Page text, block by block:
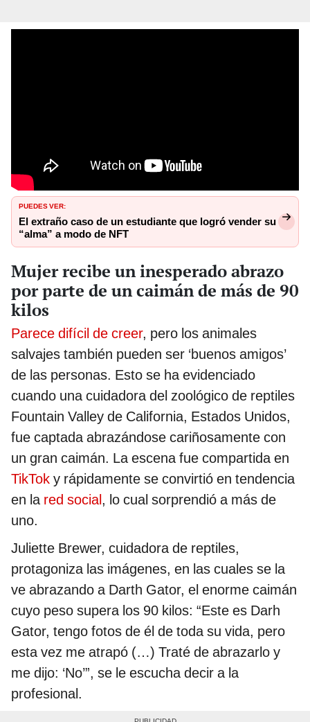
PUEDES VER:
El extraño caso de un estudiante que logró vender su
“alma” a modo de NFT
Mujer recibe un inesperado abrazo
por parte de un caimán de más de 90
kilos
Parece difícil de creer, pero los animales
salvajes también pueden ser ‘buenos amigos’
de las personas. Esto se ha evidenciado
cuando una cuidadora del zoológico de reptiles
Fountain Valley de California, Estados Unidos,
fue captada abrazándose cariñosamente con
un gran caimán. La escena fue compartida en
TikTok y rápidamente se convirtió en tendencia
en la red social, lo cual sorprendió a más de
uno.
Juliette Brewer, cuidadora de reptiles,
protagoniza las imágenes, en las cuales se la
ve abrazando a Darth Gator, el enorme caimán
cuyo peso supera los 90 kilos: “Este es Darh
Gator, tengo fotos de él de toda su vida, pero
esta vez me atrapó (…) Traté de abrazarlo y
me dijo: ‘No’”, se le escucha decir a la
profesional.